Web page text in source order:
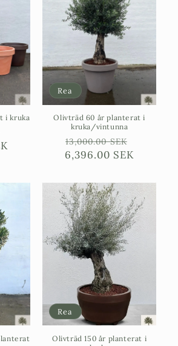
i kruka
Försäljningspris
Rea
Olivträd 60 år planterat i
kruka/vintunna
Ordinarie
pris
13,000.00 SEK
6,396.00 SEK
Rea
Olivträd 150 år planterat i